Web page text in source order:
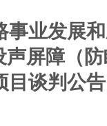
事业发展
声屏障（
目谈判公告